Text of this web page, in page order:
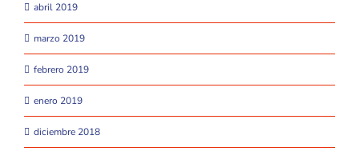
abril 2019
marzo 2019
febrero 2019
enero 2019
diciembre 2018